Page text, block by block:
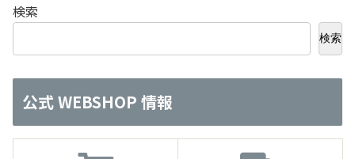
検索
検索
公式 WEBSHOP 情報